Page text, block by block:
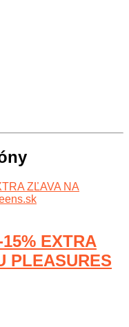
EXTRA
PLEASURES